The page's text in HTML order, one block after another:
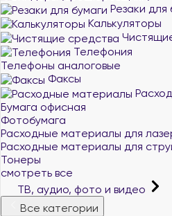
Резаки для
Калькуляторы
Телефония
Телефоны аналоговые
Факсы
Бумага офисная
Фотобумага
Расходные материалы для
Расходные материалы для
Тонеры
смотреть все
ТВ, аудио, фото и видео
Все категории